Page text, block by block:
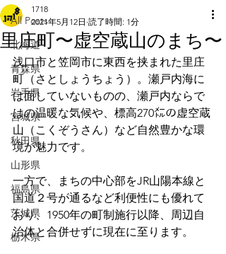
All Posts
北海道
青森県
岩手県
宮城県
秋田県
山形県
福島県
茨城県
栃木県
里庄町〜虚空蔵山のまち〜
1718
2021年5月12日 読了時間: 1分
浅口市と笠岡市に東西を挟まれた里庄
町（さとしょうちょう）。瀬戸内海に
は面していないものの、瀬戸内ならで
はの温暖な気候や、標高270㍍の虚空蔵
山（こくぞうさん）など自然豊かな環
境が魅力です。
一方で、まちの中心部をJR山陽本線と
国道２号が通るなど利便性にも優れて
おり、1950年の町制施行以降、周辺自
治体と合併せずに現在に至ります。